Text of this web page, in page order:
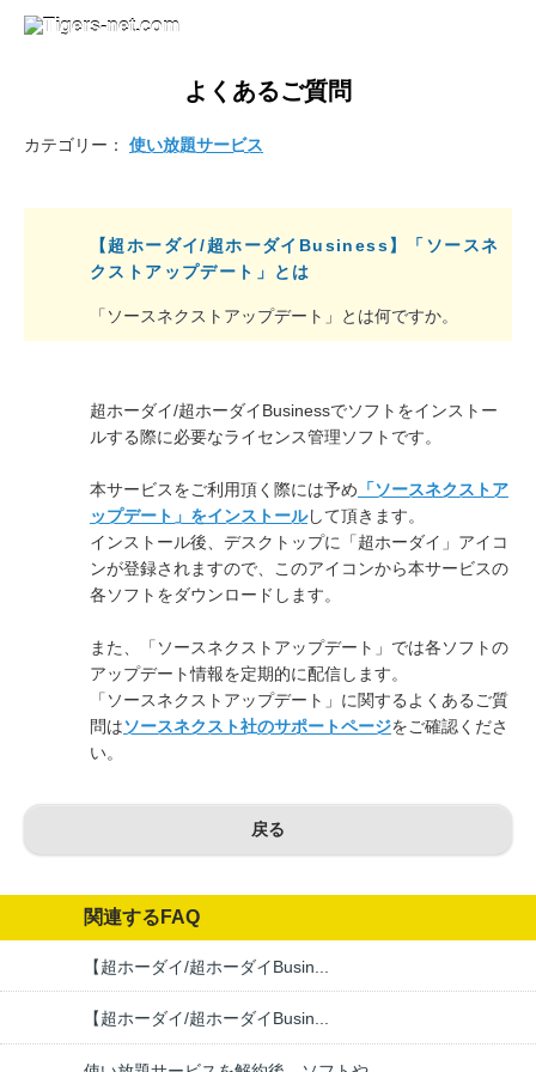
よくあるご質問
【超ホーダイ/超ホーダイBusiness】「ソースネ
クストアップデート」とは
「ソースネクストアップデート」とは何ですか。
カテゴリー： 使い放題サービス
超ホーダイ/超ホーダイBusinessでソフトをインストー
ルする際に必要なライセンス管理ソフトです。
本サービスをご利用頂く際には予め 「ソースネクストア
ップデート」をインストールして頂きます。
インストール後、デスクトップに「超ホーダイ」アイコ
ンが登録されますので、このアイコンから本サービスの
各ソフトをダウンロードします。
また、「ソースネクストアップデート」では各ソフトの
アップデート情報を定期的に配信します。
「ソースネクストアップデート」に関するよくあるご質
問はソースネクスト社のサポートページをご確認くださ
い。
戻る
関連するFAQ
【超ホーダイ/超ホーダイBusin...
【超ホーダイ/超ホーダイBusin...